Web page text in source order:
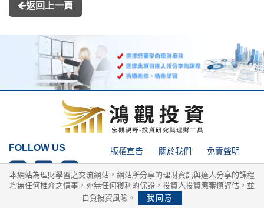
返回上一頁
FOLLOW US 版權宣告 關於我們
免責聲明
隱私權政策
網站導覽 網站搜尋
Copyright © 2025 MY-LEARING 理財通 All rights reserved.
本網站為理財學習之交流網站，網站所分享的理財資訊與達人分享的課程
均無任何推介之情事，亦無任何獲利的保證，投資人投資應審慎評估，並
自負投資風險。
我同意